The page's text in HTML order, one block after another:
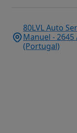
80LVL Auto
Manuel - 2645
(Portugal)